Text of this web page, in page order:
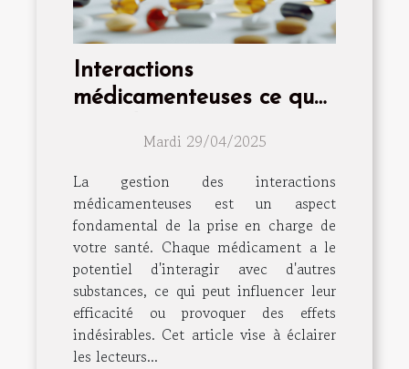
Interactions
médicamenteuses ce que
votre bien-être quotidien
Mardi 29/04/2025
La gestion des interactions
médicamenteuses est un aspect
fondamental de la prise en charge de
votre santé. Chaque médicament a le
potentiel d'interagir avec d'autres
substances, ce qui peut influencer leur
efficacité ou provoquer des effets
indésirables. Cet article vise à éclairer
les lecteurs...